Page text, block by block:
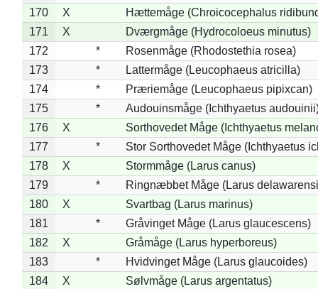
170
X
Hættemåge (Chroicocephalus
171
X
Dværgmåge (Hydrocoloeus minutus)
172
*
Rosenmåge (Rhodostethia rosea)
173
*
Lattermåge (Leucophaeus atricilla)
174
*
Præriemåge (Leucophaeus pipixcan)
175
*
Audouinsmåge (Ichthyaetus
176
X
Sorthovedet Måge (Ichthyaetus
177
*
Stor Sorthovedet Måge (Ichthyaetus
178
X
Stormmåge (Larus canus)
179
*
Ringnæbbet Måge (Larus
180
X
Svartbag (Larus marinus)
181
*
Gråvinget Måge (Larus glaucescens)
182
X
Gråmåge (Larus hyperboreus)
183
*
Hvidvinget Måge (Larus glaucoides)
184
X
Sølvmåge (Larus argentatus)